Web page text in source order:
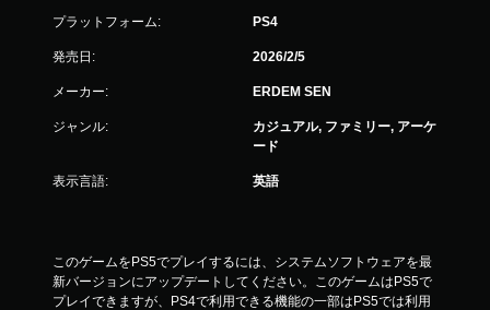
プラットフォーム: PS4
発売日: 2026/2/5
メーカー: ERDEM SEN
ジャンル:
カジュアル, ファミリー, アーケ
ード
表示言語: 英語
このゲームをPS5でプレイするには、システムソフトウェアを最
新バージョンにアップデートしてください。このゲームはPS5で
プレイできますが、PS4で利用できる機能の一部はPS5では利用